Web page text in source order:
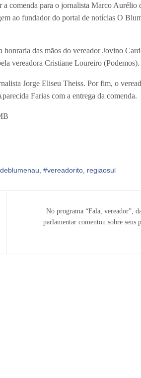
comenda para o jornalista Marco Aurélio
ao fundador do portal de notícias O
honraria das mãos do vereador Jovino
vereadora Cristiane Loureiro (Podemos).
Jorge Eliseu Theiss. Por fim, o
Farias com a entrega da comenda.
#vereadorito regiaosul
No programa “Fala, vereador”,
parlamentar comentou sobre seus